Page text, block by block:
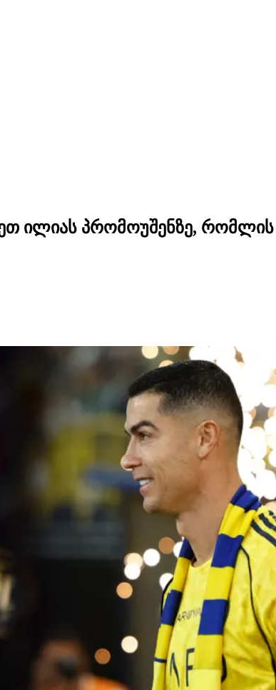
პრომოუშენზე, რომლის